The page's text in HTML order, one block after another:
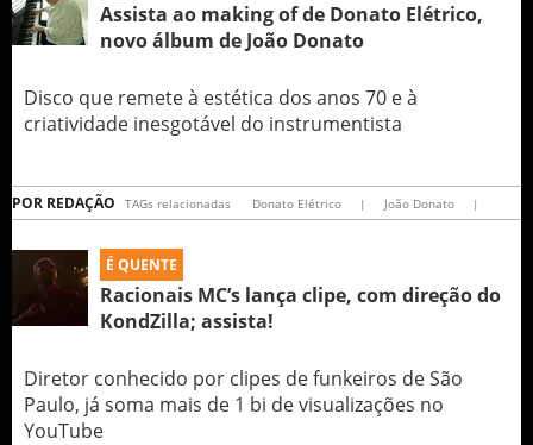
Assista ao making of de Donato Elétrico,
novo álbum de João Donato
Disco que remete à estética dos anos 70 e à
criatividade inesgotável do instrumentista
POR REDAÇÃO TAGs relacionadas Donato Elétrico | João Donato |
É QUENTE
Racionais MC’s lança clipe, com direção do
KondZilla; assista!
Diretor conhecido por clipes de funkeiros de São
Paulo, já soma mais de 1 bi de visualizações no
YouTube